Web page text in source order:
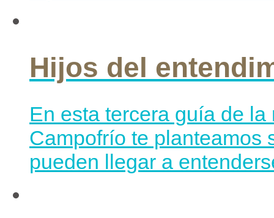
Hijos del
En esta tercera guía de
Campofrío te planteamos
pueden llegar a